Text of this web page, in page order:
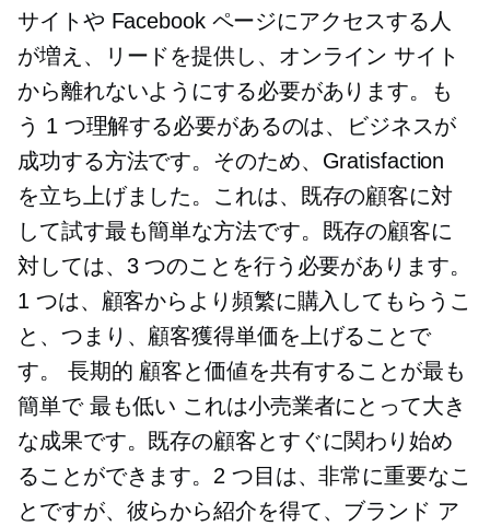
サイトや Facebook ページにアクセスする人
が増え、リードを提供し、オンライン サイト
から離れないようにする必要があります。も
う 1 つ理解する必要があるのは、ビジネスが
成功する方法です。そのため、Gratisfaction
を立ち上げました。これは、既存の顧客に対
して試す最も簡単な方法です。既存の顧客に
対しては、3 つのことを行う必要があります。
1 つは、顧客からより頻繁に購入してもらうこ
と、つまり、顧客獲得単価を上げることで
す。 長期的 顧客と価値を共有することが最も
簡単で 最も低い これは小売業者にとって大き
な成果です。既存の顧客とすぐに関わり始め
ることができます。2 つ目は、非常に重要なこ
とですが、彼らから紹介を得て、ブランド ア